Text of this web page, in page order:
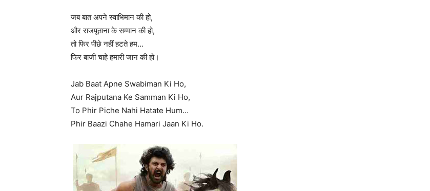
जब बात अपने स्वाभिमान की हो,
और राजपूताना के सम्मान की हो,
तो फिर पीछे नहीं हटते हम…
फिर बाजी चाहे हमारी जान की हो।
Jab Baat Apne Swabiman Ki Ho,
Aur Rajputana Ke Samman Ki Ho,
To Phir Piche Nahi Hatate Hum…
Phir Baazi Chahe Hamari Jaan Ki Ho.